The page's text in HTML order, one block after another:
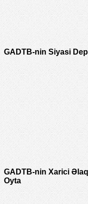
GADTB-nin Siyasi
GADTB-nin Xarici
Oyta